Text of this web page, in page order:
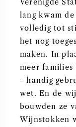
lang kwam
volledig tot
het nog
maken. In
meer
- handig
wet. En de
bouwden ze
Wijnstokken